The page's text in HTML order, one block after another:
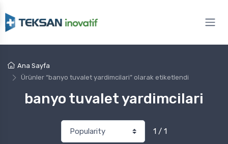
Ana Sayfa
Ürünler “banyo tuvalet yardimcilari” olarak etiketlendi
banyo tuvalet yardimcilari
1 / 1